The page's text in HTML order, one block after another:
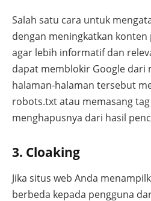
Salah satu cara untuk
dengan meningkatkan
agar lebih informatif dan
dapat memblokir Google dari
halaman-halaman tersebut
robots.txt atau memasang
menghapusnya dari hasil
3. Cloaking
Jika situs web Anda
berbeda kepada pengguna